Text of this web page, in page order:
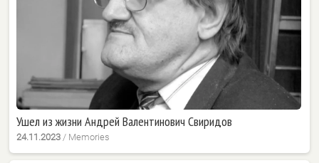
Ушел из жизни Андрей Валентинович Свиридов
24.11.2023 / Memories